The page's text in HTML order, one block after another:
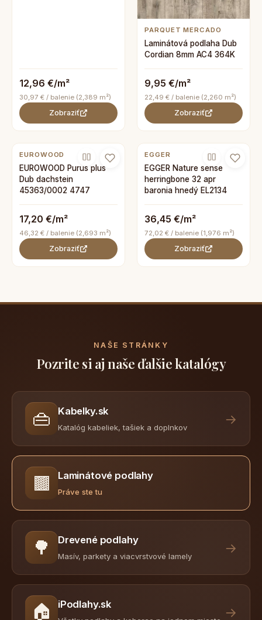
12,96 €/m²
30,97 € / balenie (2,389 m²)
Zobraziť
PARQUET MERCADO
Laminátová podlaha Dub
Cordian 8mm AC4 364K
9,95 €/m²
22,49 € / balenie (2,260 m²)
Zobraziť
EUROWOOD
EUROWOOD Purus plus
Dub dachstein
45363/0002 4747
17,20 €/m²
46,32 € / balenie (2,693 m²)
Zobraziť
EGGER
EGGER Nature sense
herringbone 32 apr
baronia hnedý EL2134
36,45 €/m²
72,02 € / balenie (1,976 m²)
Zobraziť
NAŠE STRÁNKY
Pozrite si aj naše ďalšie katalógy
👜 Kabelky.sk
Katalóg kabeliek, tašiek a doplnkov
→
🟫 Laminátové podlahy
Práve ste tu
🌳 Drevené podlahy
Masív, parkety a viacvrstvové lamely
→
🏠 iPodlahy.sk →